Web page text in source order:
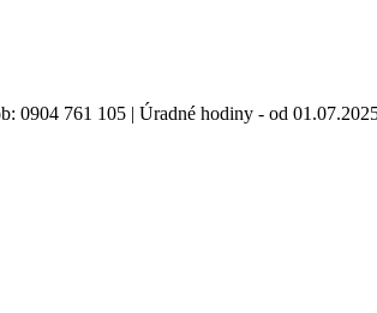
0904 761 105 | Úradné hodiny - od